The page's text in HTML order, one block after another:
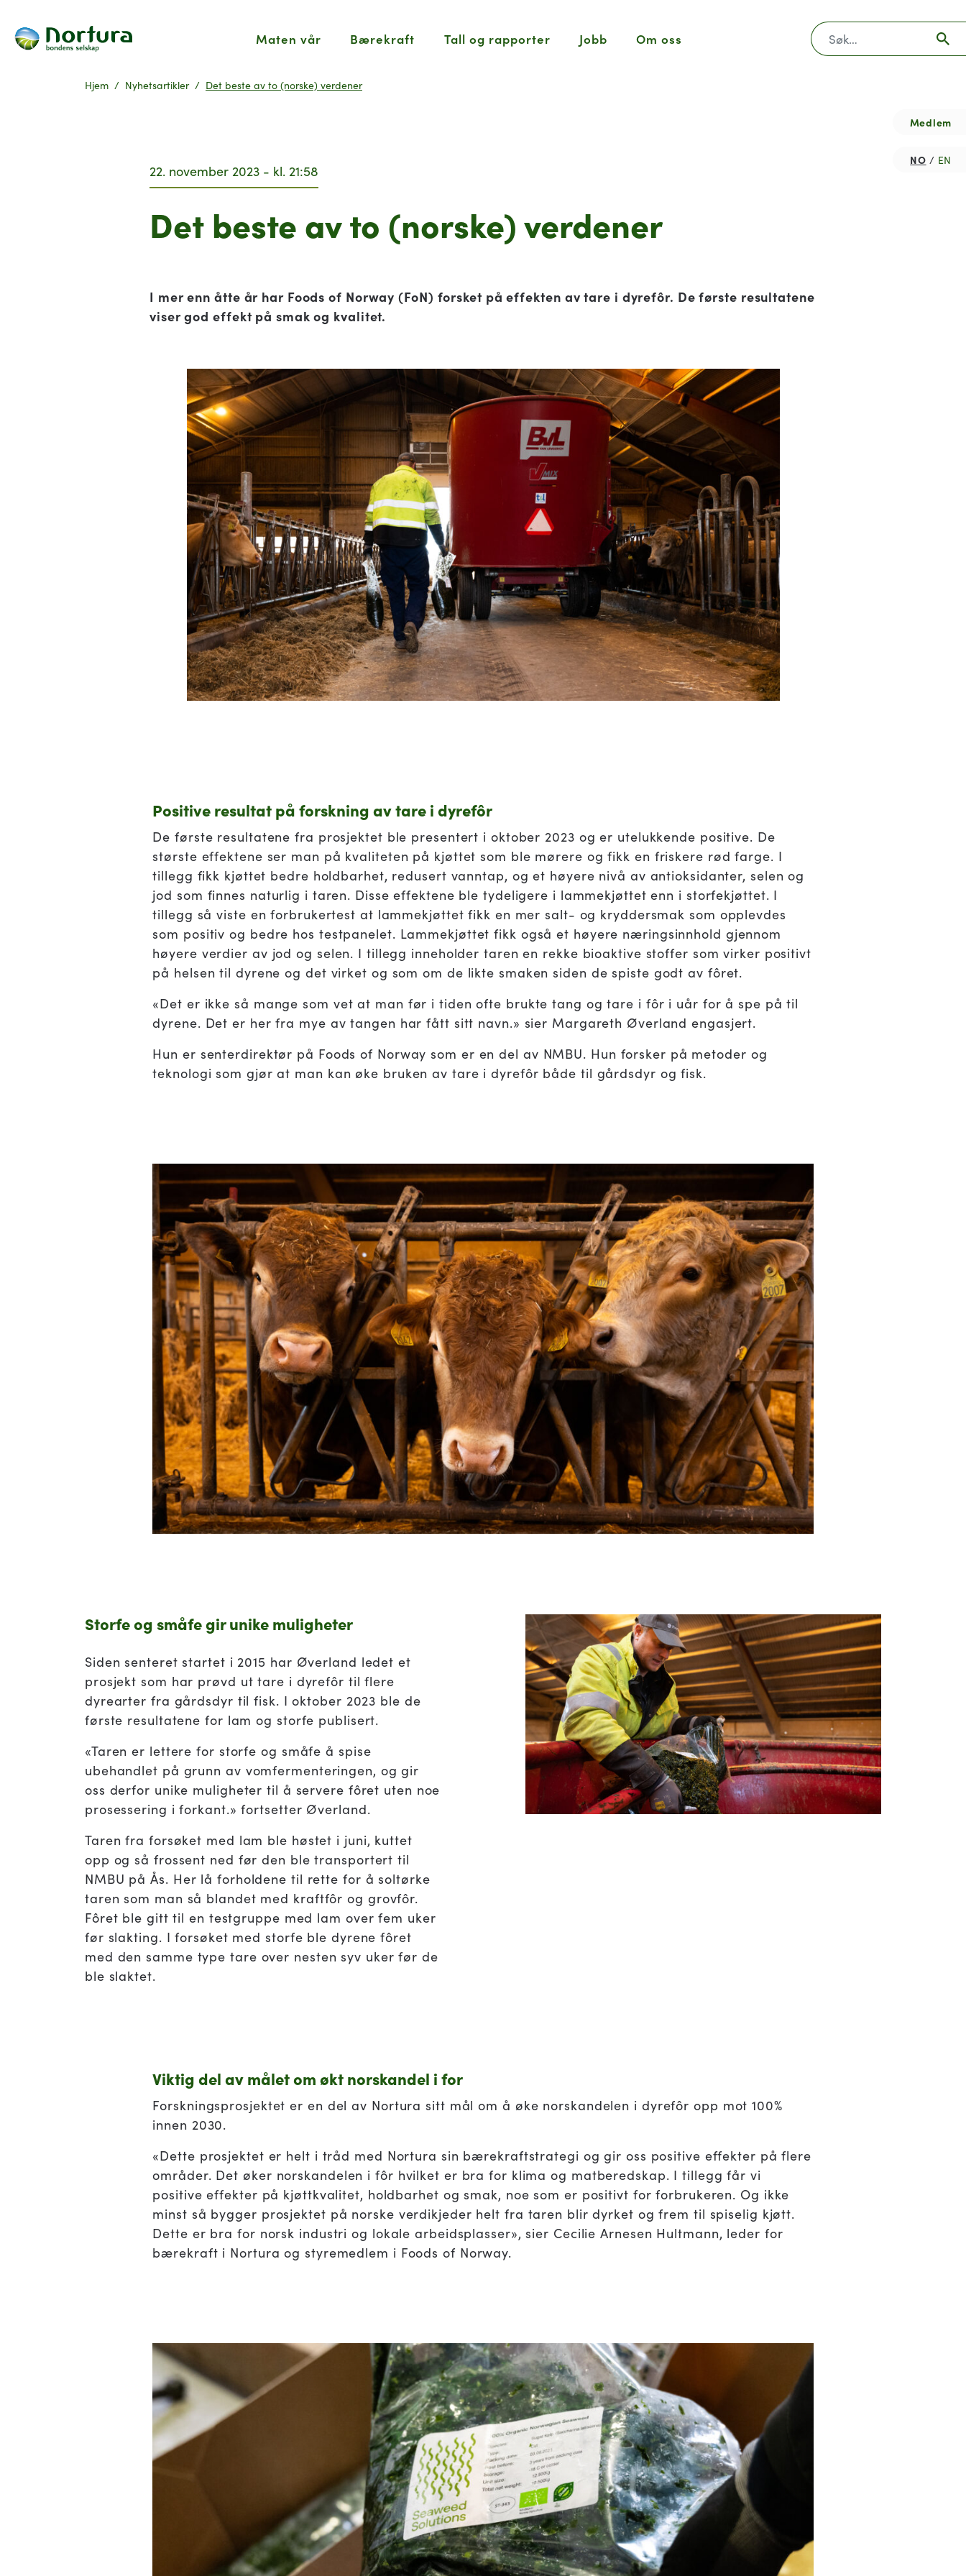
Maten vår Bærekraft Tall og rapporter Jobb Om oss Søk
Medlem
NO EN
Hjem Nyhetsartikler Det beste av to (norske) verdener
22. november 2023 - kl. 21:58
Det beste av to (norske) verdener
I mer enn åtte år har Foods of Norway (FoN) forsket på effekten av tare i dyrefôr. De første resultatene
viser god effekt på smak og kvalitet.
Positive resultat på forskning av tare i dyrefôr
De første resultatene fra prosjektet ble presentert i oktober 2023 og er utelukkende positive. De
største effektene ser man på kvaliteten på kjøttet som ble mørere og fikk en friskere rød farge. I
tillegg fikk kjøttet bedre holdbarhet, redusert vanntap, og et høyere nivå av antioksidanter, selen og
jod som finnes naturlig i taren. Disse effektene ble tydeligere i lammekjøttet enn i storfekjøttet. I
tillegg så viste en forbrukertest at lammekjøttet fikk en mer salt- og kryddersmak som opplevdes
som positiv og bedre hos testpanelet. Lammekjøttet fikk også et høyere næringsinnhold gjennom
høyere verdier av jod og selen. I tillegg inneholder taren en rekke bioaktive stoffer som virker positivt
på helsen til dyrene og det virket og som om de likte smaken siden de spiste godt av fôret.
«Det er ikke så mange som vet at man før i tiden ofte brukte tang og tare i fôr i uår for å spe på til
dyrene. Det er her fra mye av tangen har fått sitt navn.» sier Margareth Øverland engasjert.
Hun er senterdirektør på Foods of Norway som er en del av NMBU. Hun forsker på metoder og
teknologi som gjør at man kan øke bruken av tare i dyrefôr både til gårdsdyr og fisk.
Storfe og småfe gir unike muligheter
Siden senteret startet i 2015 har Øverland ledet et
prosjekt som har prøvd ut tare i dyrefôr til flere
dyrearter fra gårdsdyr til fisk. I oktober 2023 ble de
første resultatene for lam og storfe publisert.
«Taren er lettere for storfe og småfe å spise
ubehandlet på grunn av vomfermenteringen, og gir
oss derfor unike muligheter til å servere fôret uten noe
prosessering i forkant.» fortsetter Øverland.
Taren fra forsøket med lam ble høstet i juni, kuttet
opp og så frossent ned før den ble transportert til
NMBU på Ås. Her lå forholdene til rette for å soltørke
taren som man så blandet med kraftfôr og grovfôr.
Fôret ble gitt til en testgruppe med lam over fem uker
før slakting. I forsøket med storfe ble dyrene fôret
med den samme type tare over nesten syv uker før de
ble slaktet.
Viktig del av målet om økt norskandel i for
Forskningsprosjektet er en del av Nortura sitt mål om å øke norskandelen i dyrefôr opp mot 100%
innen 2030.
«Dette prosjektet er helt i tråd med Nortura sin bærekraftstrategi og gir oss positive effekter på flere
områder. Det øker norskandelen i fôr hvilket er bra for klima og matberedskap. I tillegg får vi
positive effekter på kjøttkvalitet, holdbarhet og smak, noe som er positivt for forbrukeren. Og ikke
minst så bygger prosjektet på norske verdikjeder helt fra taren blir dyrket og frem til spiselig kjøtt.
Dette er bra for norsk industri og lokale arbeidsplasser», sier Cecilie Arnesen Hultmann, leder for
bærekraft i Nortura og styremedlem i Foods of Norway.